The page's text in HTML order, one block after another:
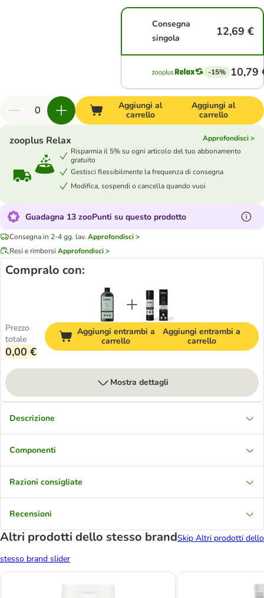
Consegna
singola
12,69 €
-15% 10,79
Aggiungi al
carrello
Aggiungi al
carrello
zooplus Relax
Approfondisci >
Risparmia il 5% su ogni articolo del tuo abbonamento
gratuito
Gestisci flessibilmente la frequenza di consegna
Modifica, sospendi o cancella quando vuoi
Guadagna 13 zooPunti su questo prodotto
Consegna in 2-4 gg. lav. Approfondisci >
Resi e rimborsi Approfondisci >
Compralo con:
Prezzo
totale
0,00 €
Aggiungi entrambi a
carrello
Aggiungi entrambi a
carrello
Mostra dettagli
Descrizione
Componenti
Razioni consigliate
Recensioni
Altri prodotti dello stesso brandSkip Altri prodotti dello
stesso brand slider